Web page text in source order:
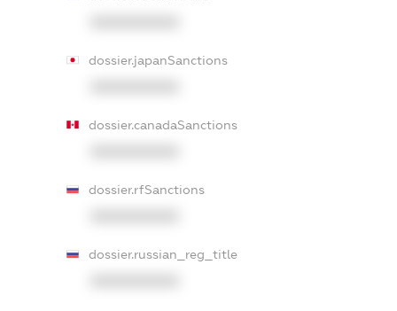
dossier.japanSanctions
dossier.canadaSanctions
dossier.rfSanctions
dossier.russian_reg_title